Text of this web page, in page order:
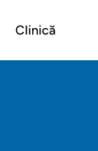
Clinică